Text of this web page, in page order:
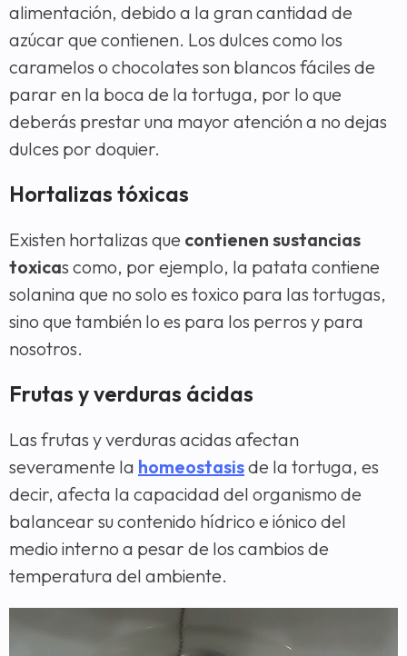
alimentación, debido a la gran cantidad de
azúcar que contienen. Los dulces como los
caramelos o chocolates son blancos fáciles de
parar en la boca de la tortuga, por lo que
deberás prestar una mayor atención a no dejas
dulces por doquier.
Hortalizas tóxicas
Existen hortalizas que contienen sustancias
toxicas como, por ejemplo, la patata contiene
solanina que no solo es toxico para las tortugas,
sino que también lo es para los perros y para
nosotros.
Frutas y verduras ácidas
Las frutas y verduras acidas afectan
severamente la homeostasisde la tortuga, es
decir, afecta la capacidad del organismo de
balancear su contenido hídrico e iónico del
medio interno a pesar de los cambios de
temperatura del ambiente.